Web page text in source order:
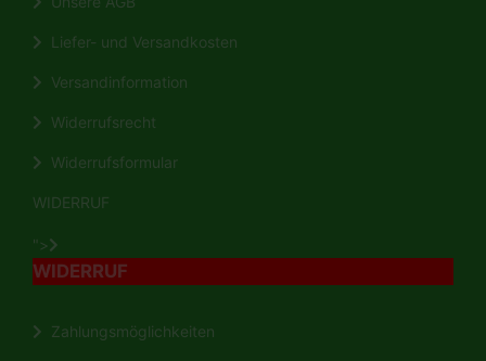
Liefer- und Versandkosten
Versandinformation
Widerrufsrecht
Widerrufsformular
WIDERRUF
">
WIDERRUF
Zahlungsmöglichkeiten